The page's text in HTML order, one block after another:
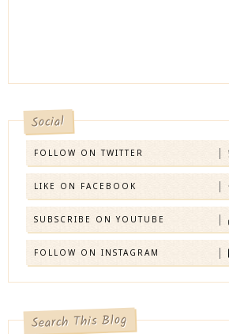
Social
FOLLOW ON TWITTER
LIKE ON FACEBOOK
SUBSCRIBE ON YOUTUBE
FOLLOW ON INSTAGRAM
Search This Blog